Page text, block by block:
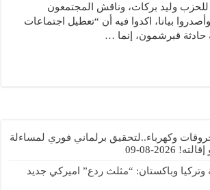
للحزب وليد بركات، وناقش المجتمعون
بيانا، اكدوا فيه أن “تعطيل اجتماعات
حادثة قبرشمون، إنما …
وكهرباء..لتحقيق برلماني فوري لمساءلة
2026-08-09
وتركيا وباكستان: “مثلث ردع” اميركي جديد